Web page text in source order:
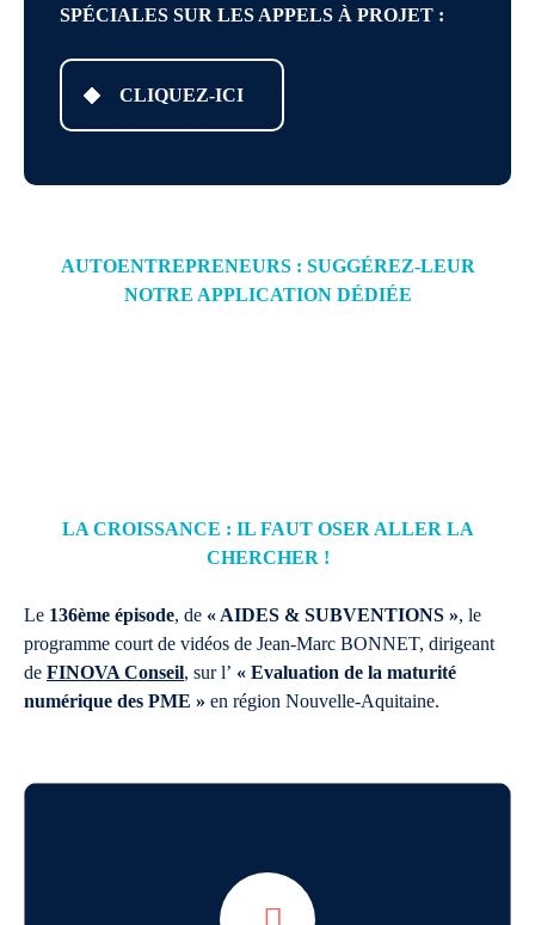
SPÉCIALES SUR LES APPELS À PROJET :
CLIQUEZ-ICI
AUTOENTREPRENEURS : SUGGÉREZ-LEUR
NOTRE APPLICATION DÉDIÉE
LA CROISSANCE : IL FAUT OSER ALLER LA
CHERCHER !
Le 136ème épisode, de « AIDES & SUBVENTIONS », le
programme court de vidéos de Jean-Marc BONNET, dirigeant
de FINOVA Conseil, sur l’ « Evaluation de la maturité
numérique des PME » en région Nouvelle-Aquitaine.